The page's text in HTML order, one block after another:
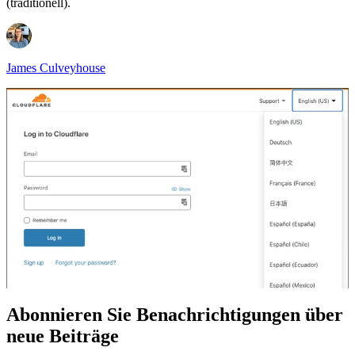
(traditionell).
James Culveyhouse
Abonnieren Sie Benachrichtigungen über
neue Beiträge